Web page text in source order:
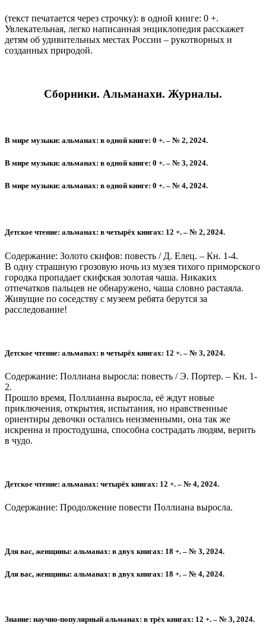
(текст печатается через строчку): в одной книге: 0 +.
Увлекательная, легко написанная энциклопедия расскажет
детям об удивительных местах России – рукотворных и
созданных природой.
Сборники. Альманахи. Журналы.
В мире музыки: альманах: в одной книге: 0 +. – № 2, 2024.
В мире музыки: альманах: в одной книге: 0 +. – № 3, 2024.
В мире музыки: альманах: в одной книге: 0 +. – № 4, 2024.
Детское чтение: альманах: в четырёх книгах: 12 +. – № 2, 2024.
Содержание: Золото скифов: повесть / Д. Елец. – Кн. 1-4.
В одну страшную грозовую ночь из музея тихого приморского
городка пропадает скифская золотая чаша. Никаких
отпечатков пальцев не обнаружено, чаша словно растаяла.
Живущие по соседству с музеем ребята берутся за
расследование!
Детское чтение: альманах: в четырёх книгах: 12 +. – № 3, 2024.
Содержание: Поллиана выросла: повесть / Э. Портер. – Кн. 1-
2.
Прошло время, Поллианна выросла, её ждут новые
приключения, открытия, испытания, но нравственные
ориентиры девочки остались неизменными, она так же
искренна и простодушна, способна сострадать людям, верить
в чудо.
Детское чтение: альманах: четырёх книгах: 12 +. – № 4, 2024.
Содержание: Продолжение повести Поллиана выросла.
Для вас, женщины: альманах: в двух книгах: 18 +. – № 3, 2024.
Для вас, женщины: альманах: в двух книгах: 18 +. – № 4, 2024.
Знание: научно-популярный альманах: в трёх книгах: 12 +. – № 3, 2024.